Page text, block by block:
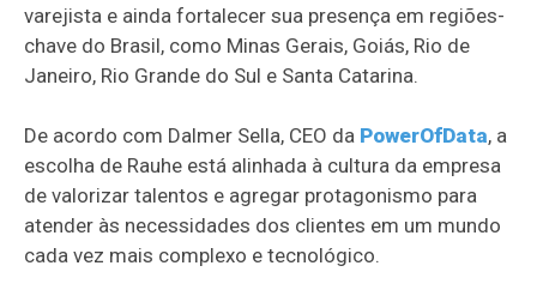
varejista e ainda fortalecer sua presença em regiões-
chave do Brasil, como Minas Gerais, Goiás, Rio de
Janeiro, Rio Grande do Sul e Santa Catarina.
De acordo com Dalmer Sella, CEO da PowerOfData, a
escolha de Rauhe está alinhada à cultura da empresa
de valorizar talentos e agregar protagonismo para
atender às necessidades dos clientes em um mundo
cada vez mais complexo e tecnológico.